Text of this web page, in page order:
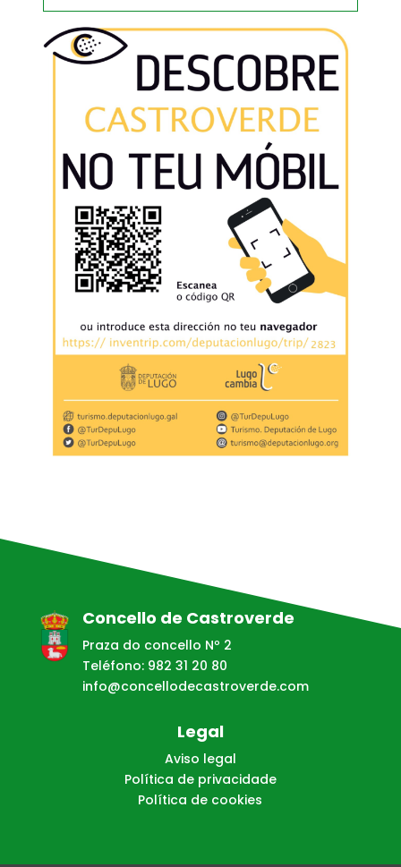
Concello de Castroverde
Praza do concello Nº 2
Teléfono: 982 31 20 80
info@concellodecastroverde.com
Legal
Aviso legal
Política de privacidade
Política de cookies